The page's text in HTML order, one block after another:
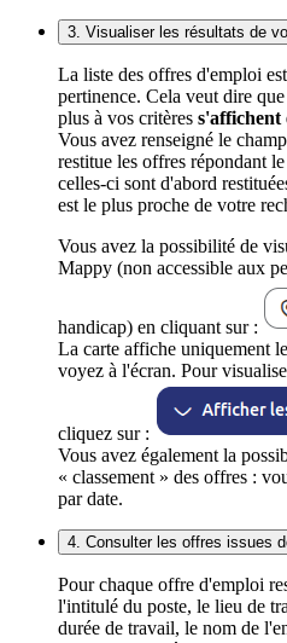
3. Visualiser les résultats de
La liste des offres d'emploi
pertinence. Cela veut dire
plus à vos critères s'affichent
Vous avez renseigné le
restitue les offres répondant
celles-ci sont d'abord
est le plus proche de votre
Vous avez la possibilité de
Mappy (non accessible aux
handicap) en cliquant sur :
La carte affiche uniquement
voyez à l'écran. Pour
cliquez sur :
Vous avez également la
« classement » des offres :
par date.
4. Consulter les offres issues
Pour chaque offre d'emploi
l'intitulé du poste, le lieu de
durée de travail, le nom de